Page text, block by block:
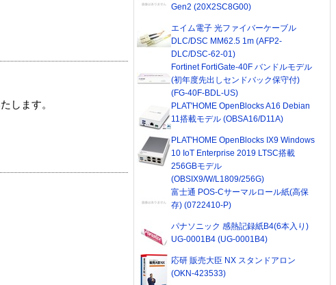
します。
Gen2 (20X2SC8G00)
エイム電子 光ファイバーケーブル
DLC/DSC MM62.5 1m (AFP2-
DLC/DSC-62-01)
Fortinet FortiGate-40F バンドルモデル
(初年度先出しセンドバック保守付)
(FG-40F-BDL-US)
PLAT'HOME OpenBlocks A16 Debian
11搭載モデル (OBSA16/D11A)
PLAT'HOME OpenBlocks IX9 Windows
10 IoT Enterprise 2019 LTSC搭載
256GBモデル
(OBSIX9/W/L1809/256G)
富士通 POS-Cサーマルロール紙(高保
存) (0722410-P)
パナソニック 感熱記録紙B4(6本入り)
UG-0001B4 (UG-0001B4)
応研 販売大臣 NX スタンドアロン
(OKN-423533)